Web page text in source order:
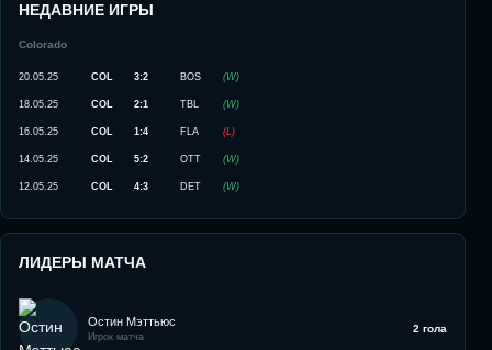
НЕДАВНИЕ ИГРЫ
Colorado
20.05.25 COL 3:2 BOS (W)
18.05.25 COL 2:1 TBL (W)
16.05.25 COL 1:4 FLA (L)
14.05.25 COL 5:2 OTT (W)
12.05.25 COL 4:3 DET (W)
ЛИДЕРЫ МАТЧА
Остин Мэттьюс
Игрок матча
2 гола